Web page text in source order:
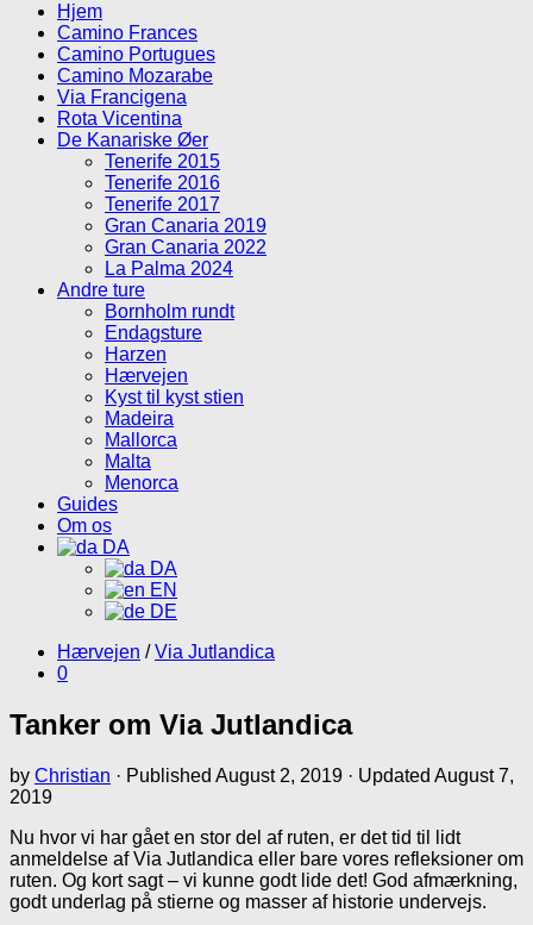
Hjem
Camino Frances
Camino Portugues
Camino Mozarabe
Via Francigena
Rota Vicentina
De Kanariske Øer
Tenerife 2015
Tenerife 2016
Tenerife 2017
Gran Canaria 2019
Gran Canaria 2022
La Palma 2024
Andre ture
Bornholm rundt
Endagsture
Harzen
Hærvejen
Kyst til kyst stien
Madeira
Mallorca
Malta
Menorca
Guides
Om os
DA
DA
EN
DE
Hærvejen / Via Jutlandica
0
Tanker om Via Jutlandica
by Christian · Published August 2, 2019 · Updated August 7,
2019
Nu hvor vi har gået en stor del af ruten, er det tid til lidt
anmeldelse af Via Jutlandica eller bare vores refleksioner om
ruten. Og kort sagt – vi kunne godt lide det! God afmærkning,
godt underlag på stierne og masser af historie undervejs.